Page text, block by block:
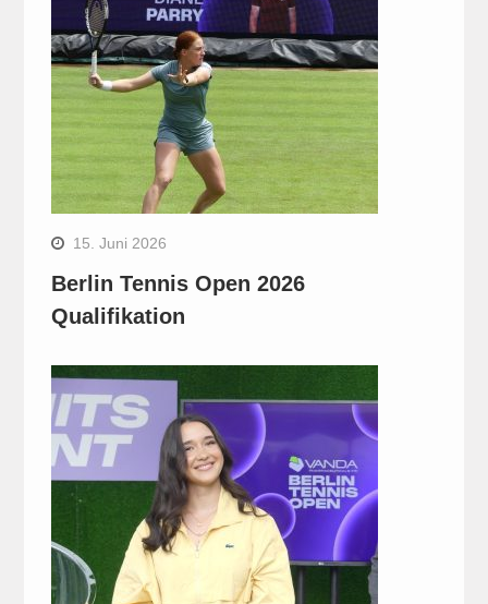
15. Juni 2026
Berlin Tennis Open 2026
Qualifikation